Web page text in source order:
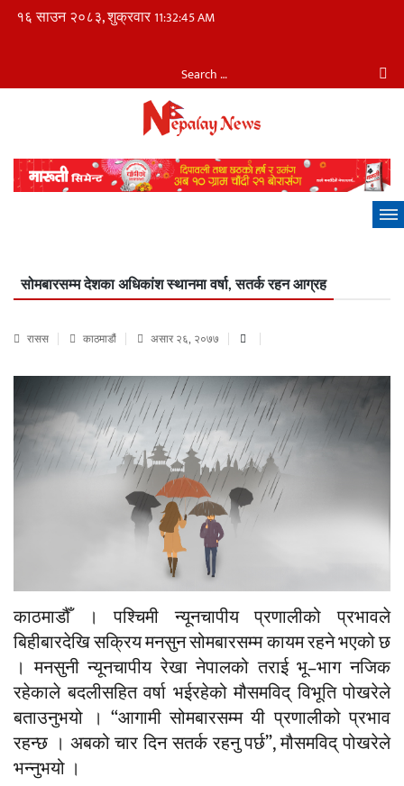
१६ साउन २०८३, शुक्रवार11:32:46 AM
सोमबारसम्म देशका अधिकांश स्थानमा वर्षा, सतर्क रहन आग्रह
रासस काठमाडौं असार २६, २०७७
काठमाडौँ । पश्चिमी न्यूनचापीय प्रणालीको प्रभावले
बिहीबारदेखि सक्रिय मनसुन सोमबारसम्म कायम रहने भएको छ
। मनसुनी न्यूनचापीय रेखा नेपालको तराई भू–भाग नजिक
रहेकाले बदलीसहित वर्षा भईरहेको मौसमविद् विभूति पोखरेले
बताउनुभयो । “आगामी सोमबारसम्म यी प्रणालीको प्रभाव
रहन्छ । अबको चार दिन सतर्क रहनु पर्छ”, मौसमविद् पोखरेले
भन्नुभयो ।